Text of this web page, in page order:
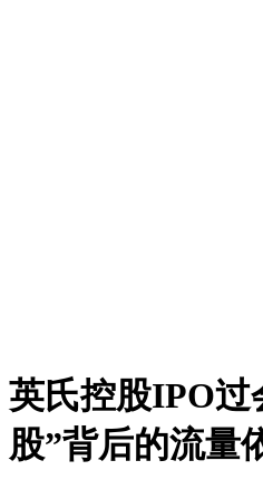
英氏控股IPO过
股”背后的流量